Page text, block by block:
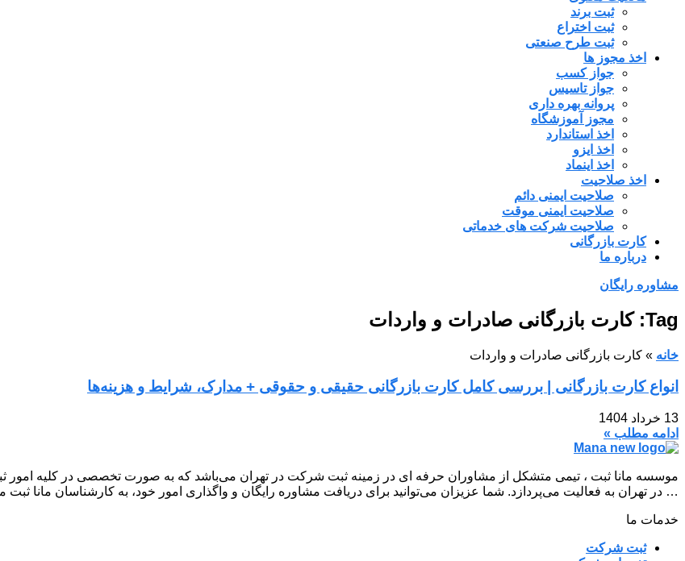
ثبت برند
ثبت اختراع
ثبت طرح صنعتی
اخذ مجوز ها
جواز کسب
جواز تاسیس
پروانه بهره داری
مجوز آموزشگاه
اخذ استاندارد
اخذ ایزو
اخذ اینماد
اخذ صلاحیت
صلاحیت ایمنی دائم
صلاحیت ایمنی موقت
صلاحیت شرکت های خدماتی
کارت بازرگانی
درباره ما
مشاوره رایگان
Tag: کارت بازرگانی صادرات و واردات
خانه » کارت بازرگانی صادرات و واردات
انواع کارت بازرگانی | بررسی کامل کارت بازرگانی حقیقی و حقوقی + مدارک، شرایط و هزینه‌ها
13 خرداد 1404
ادامه مطلب »
موسسه مانا ثبت ، تیمی متشکل از مشاوران حرفه ای در زمینه ثبت شرکت در تهران می‌باشد که به صورت تخصصی در کلیه امور
… در تهران به فعالیت می‌پردازد. شما عزیزان می‌توانید برای دریافت مشاوره رایگان و واگذاری امور خود، به کارشناسان مانا ثبت
خدمات ما
ثبت شرکت